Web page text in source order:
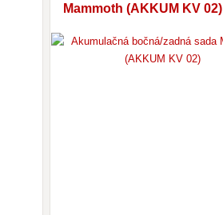
Mammoth (AKKUM KV 02)